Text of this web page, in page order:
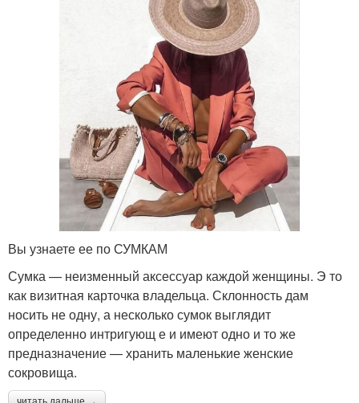
Вы узнаете ее по СУМКАМ
Сумка — неизменный аксессуар каждой женщины. Э то
как визитная карточка владельца. Склонность дам
носить не одну, а несколько сумок выглядит
определенно интригующ е и имеют одно и то же
предназначение — хранить маленькие женские
сокровища.